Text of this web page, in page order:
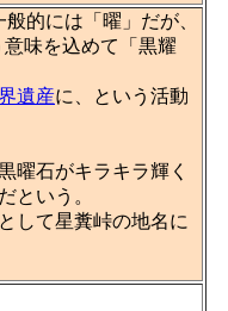
的には「曜」だが、
味を込めて「黒耀
遺産に、という活動
曜石がキラキラ輝く
という。
して星糞峠の地名に